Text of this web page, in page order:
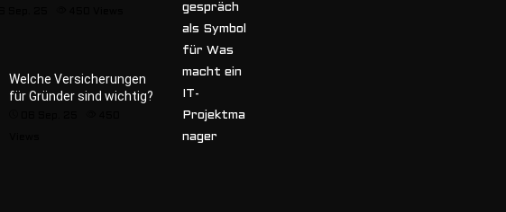
Welche Versicherungen
für Gründer sind wichtig?